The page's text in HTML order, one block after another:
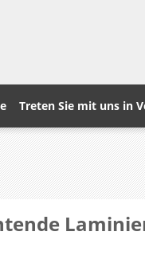
Treten Sie mit uns in